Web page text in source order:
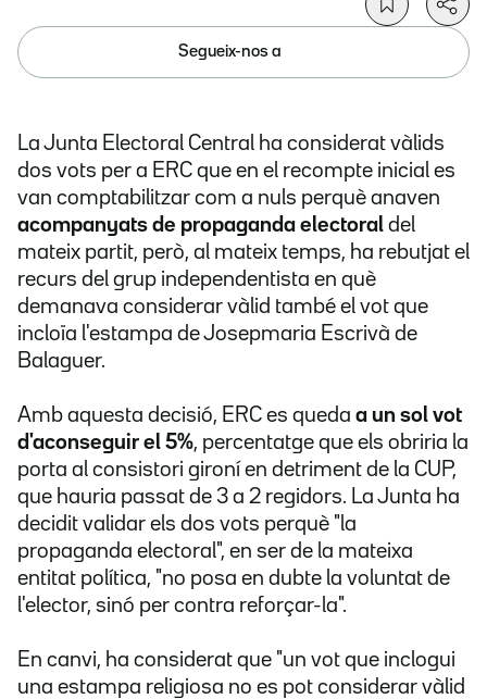
Segueix-nos a
La Junta Electoral Central ha considerat vàlids
dos vots per a ERC que en el recompte inicial es
van comptabilitzar com a nuls perquè anaven
acompanyats de propaganda electoral del
mateix partit, però, al mateix temps, ha rebutjat el
recurs del grup independentista en què
demanava considerar vàlid també el vot que
incloïa l'estampa de Josepmaria Escrivà de
Balaguer.
Amb aquesta decisió, ERC es queda a un sol vot
d'aconseguir el 5%, percentatge que els obriria la
porta al consistori gironí en detriment de la CUP,
que hauria passat de 3 a 2 regidors. La Junta ha
decidit validar els dos vots perquè "la
propaganda electoral", en ser de la mateixa
entitat política, "no posa en dubte la voluntat de
l'elector, sinó per contra reforçar-la".
En canvi, ha considerat que "un vot que inclogui
una estampa religiosa no es pot considerar vàlid